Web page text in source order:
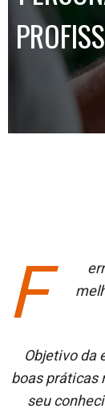
F
Objetivo da
boas práticas
seu